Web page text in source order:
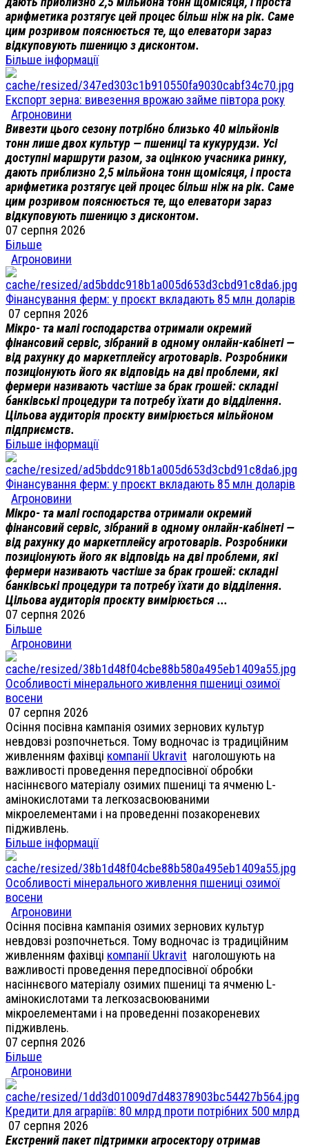
арифметика розтягує цей процес більш ніж на рік. Саме
цим розривом пояснюється те, що елеватори зараз
відкуповують пшеницю з дисконтом.
Більше інформації
Експорт зерна: вивезення врожаю займе півтора року
Агроновини
Вивезти цього сезону потрібно близько 40 мільйонів
тонн лише двох культур — пшениці та кукурудзи. Усі
доступні маршрути разом, за оцінкою учасника ринку,
дають приблизно 2,5 мільйона тонн щомісяця, і проста
арифметика розтягує цей процес більш ніж на рік. Саме
цим розривом пояснюється те, що елеватори зараз
відкуповують пшеницю з дисконтом.
07 серпня 2026
Більше
Агроновини
Фінансування ферм: у проєкт вкладають 85 млн доларів
07 серпня 2026
Мікро- та малі господарства отримали окремий
фінансовий сервіс, зібраний в одному онлайн-кабінеті —
від рахунку до маркетплейсу агротоварів. Розробники
позиціонують його як відповідь на дві проблеми, які
фермери називають частіше за брак грошей: складні
банківські процедури та потребу їхати до відділення.
Цільова аудиторія проєкту вимірюється мільйоном
підприємств.
Більше інформації
Фінансування ферм: у проєкт вкладають 85 млн доларів
Агроновини
Мікро- та малі господарства отримали окремий
фінансовий сервіс, зібраний в одному онлайн-кабінеті —
від рахунку до маркетплейсу агротоварів. Розробники
позиціонують його як відповідь на дві проблеми, які
фермери називають частіше за брак грошей: складні
банківські процедури та потребу їхати до відділення.
Цільова аудиторія проєкту вимірюється ...
07 серпня 2026
Більше
Агроновини
Особливості мінерального живлення пшениці озимої
восени
07 серпня 2026
Осіння посівна кампанія озимих зернових культур
невдовзі розпочнеться. Тому водночас із традиційним
живленням фахівці компанії Ukravit наголошують на
важливості проведення передпосівної обробки
насіннєвого матеріалу озимих пшениці та ячменю L-
амінокислотами та легкозасвоюваними
мікроелементами і на проведенні позакореневих
підживлень.
Більше інформації
Особливості мінерального живлення пшениці озимої
восени
Агроновини
Осіння посівна кампанія озимих зернових культур
невдовзі розпочнеться. Тому водночас із традиційним
живленням фахівці компанії Ukravit наголошують на
важливості проведення передпосівної обробки
насіннєвого матеріалу озимих пшениці та ячменю L-
амінокислотами та легкозасвоюваними
мікроелементами і на проведенні позакореневих
підживлень.
07 серпня 2026
Більше
Агроновини
Кредити для аграріїв: 80 млрд проти потрібних 500 млрд
07 серпня 2026
Екстрений пакет підтримки агросектору отримав